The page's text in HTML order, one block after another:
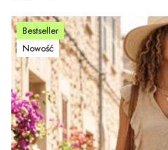
Bestseller
Nowość